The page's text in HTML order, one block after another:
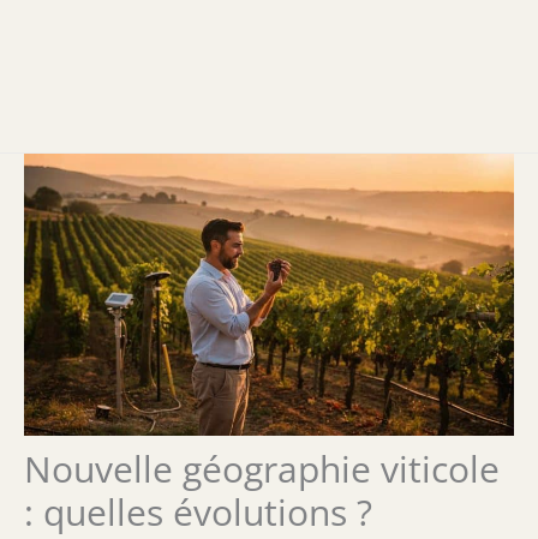
Nouvelle géographie viticole
: quelles évolutions ?